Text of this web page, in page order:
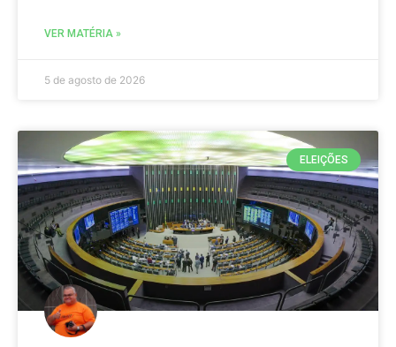
VER MATÉRIA »
5 de agosto de 2026
ELEIÇÕES